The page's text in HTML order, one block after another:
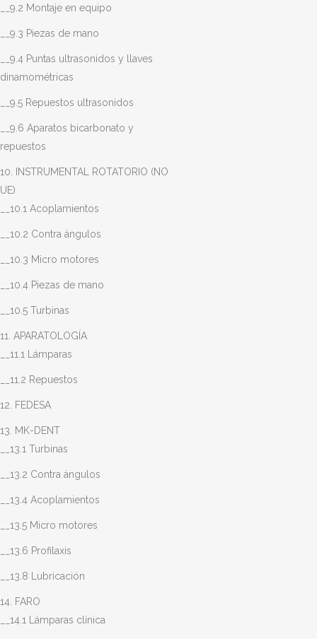
__9.2 Montaje en equipo
__9.3 Piezas de mano
__9.4 Puntas ultrasonidos y llaves
dinamométricas
__9.5 Repuestos ultrasonidos
__9.6 Aparatos bicarbonato y
repuestos
10. INSTRUMENTAL ROTATORIO (NO
UE)
__10.1 Acoplamientos
__10.2 Contra ángulos
__10.3 Micro motores
__10.4 Piezas de mano
__10.5 Turbinas
11. APARATOLOGÍA
__11.1 Lámparas
__11.2 Repuestos
12. FEDESA
13. MK-DENT
__13.1 Turbinas
__13.2 Contra ángulos
__13.4 Acoplamientos
__13.5 Micro motores
__13.6 Profilaxis
__13.8 Lubricación
14. FARO
__14.1 Lámparas clínica